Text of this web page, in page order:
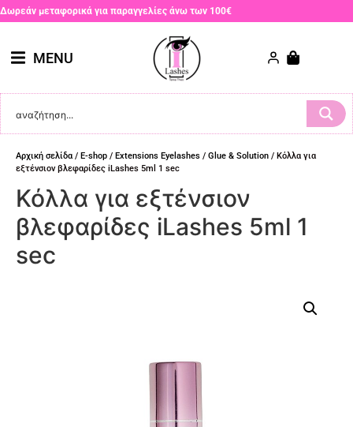
Δωρεάν μεταφορικά για παραγγελίες άνω των 100€
MENU
Αρχική σελίδα / E-shop / Extensions Eyelashes / Glue & Solution / Κόλλα για
εξτένσιον βλεφαρίδες iLashes 5ml 1 sec
Κόλλα για εξτένσιον
βλεφαρίδες iLashes 5ml 1
sec